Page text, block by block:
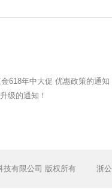
618年中大促 优惠政策的通知
级的通知！
技有限公司 版权所有 浙